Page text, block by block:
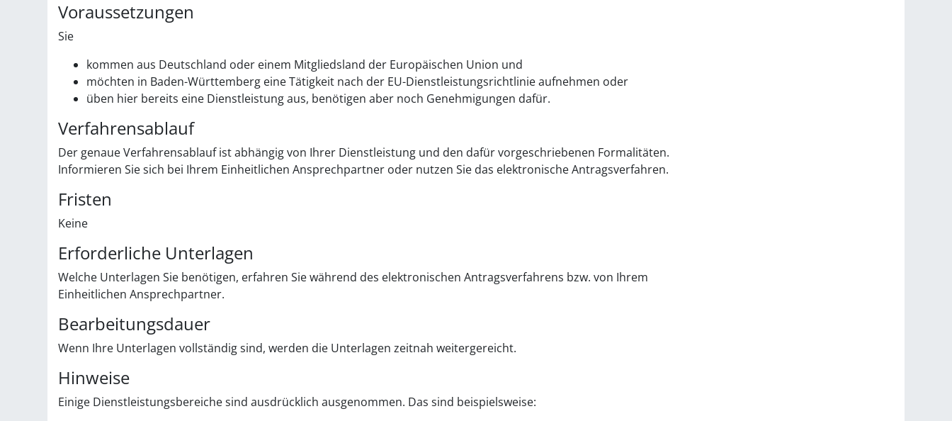
Voraussetzungen
Sie
kommen aus Deutschland oder einem Mitgliedsland der Europäischen Union und
möchten in Baden-Württemberg eine Tätigkeit nach der EU-Dienstleistungsrichtlinie aufnehmen oder
üben hier bereits eine Dienstleistung aus, benötigen aber noch Genehmigungen dafür.
Verfahrensablauf
Der genaue Verfahrensablauf ist abhängig von Ihrer Dienstleistung und den dafür vorgeschriebenen Formalitäten.
Informieren Sie sich bei Ihrem Einheitlichen Ansprechpartner oder nutzen Sie das elektronische Antragsverfahren.
Fristen
Keine
Erforderliche Unterlagen
Welche Unterlagen Sie benötigen, erfahren Sie während des elektronischen Antragsverfahrens bzw. von Ihrem
Einheitlichen Ansprechpartner.
Bearbeitungsdauer
Wenn Ihre Unterlagen vollständig sind, werden die Unterlagen zeitnah weitergereicht.
Hinweise
Einige Dienstleistungsbereiche sind ausdrücklich ausgenommen. Das sind beispielsweise: